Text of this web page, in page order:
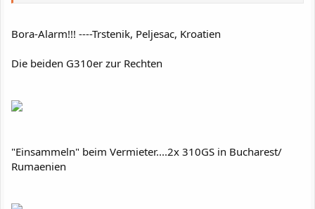
Bora-Alarm!!! ----Trstenik, Peljesac, Kroatien
Die beiden G310er zur Rechten
"Einsammeln" beim Vermieter....2x 310GS in Bucharest/
Rumaenien